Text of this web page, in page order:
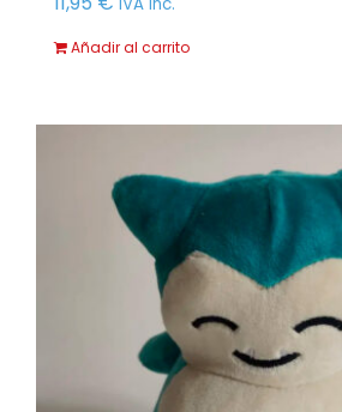
Añadir al carrito